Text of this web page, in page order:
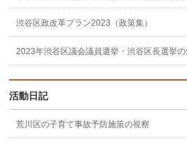
渋谷区政改革プラン2023（政策集）
2023年渋谷区議会議員選挙・渋谷区長選挙の
活動日記
荒川区の子育て事故予防施策の視察